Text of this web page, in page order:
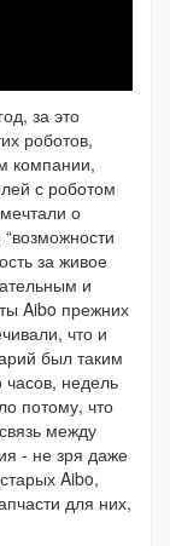
за это
роботов,
компании,
с роботом
о
за живое
и
Aibo прежних
что и
был таким
часов, недель
потому, что
между
- не зря даже
Aibo,
для них,